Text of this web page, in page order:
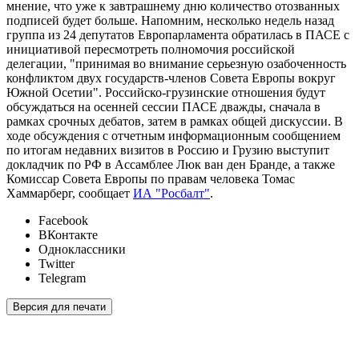
мнение, что уже к завтрашнему дню количество отозванных
подписей будет больше. Напомним, несколько недель назад
группа из 24 депутатов Европарламента обратилась в ПАСЕ с
инициативой пересмотреть полномочия российской
делегации, "принимая во внимание серьезную озабоченность
конфликтом двух государств-членов Совета Европы вокруг
Южной Осетии". Российско-грузинские отношения будут
обсуждаться на осенней сессии ПАСЕ дважды, сначала в
рамках срочных дебатов, затем в рамках общей дискуссии. В
ходе обсуждения с отчетным информационным сообщением
по итогам недавних визитов в Россию и Грузию выступит
докладчик по РФ в Ассамблее Люк ван ден Бранде, а также
Комиссар Совета Европы по правам человека Томас
Хаммарберг, сообщает ИА "Росбалт".
Facebook
ВКонтакте
Одноклассники
Twitter
Telegram
Версия для печати